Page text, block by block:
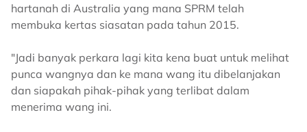
hartanah di Australia yang mana SPRM telah
membuka kertas siasatan pada tahun 2015.
"Jadi banyak perkara lagi kita kena buat untuk melihat
punca wangnya dan ke mana wang itu dibelanjakan
dan siapakah pihak-pihak yang terlibat dalam
menerima wang ini.